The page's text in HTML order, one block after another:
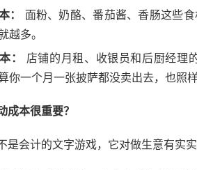
：
面粉、奶酪、番茄酱、香肠这些
越多。
：
店铺的月租、收银员和后厨经理
你一个月一张披萨都没卖出去，也照样
成本很重要？
是会计的文字游戏，它对做生意有实实